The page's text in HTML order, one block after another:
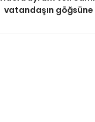
vatandaşın